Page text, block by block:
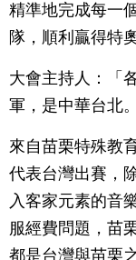
精準地完成每一
隊，順利贏得特
大會主持人：「
軍，是中華台北。
來自苗栗特殊教
代表台灣出賽，
入客家元素的音
服經費問題，苗
都是台灣與苗栗之